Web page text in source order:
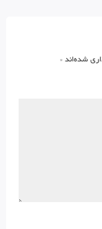
شده‌اند *